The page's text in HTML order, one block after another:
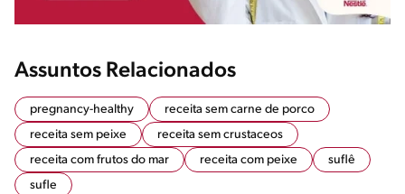
Assuntos Relacionados
pregnancy-healthy
receita sem carne de porco
receita sem peixe
receita sem crustaceos
receita com frutos do mar
receita com peixe
suflê
sufle